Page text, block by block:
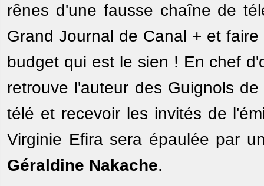
rênes d'une fausse chaîne de
Grand Journal de Canal + et
budget qui est le sien ! En chef
retrouve l'auteur des Guignols
télé et recevoir les invités de
Virginie Efira sera épaulée par
Géraldine Nakache.